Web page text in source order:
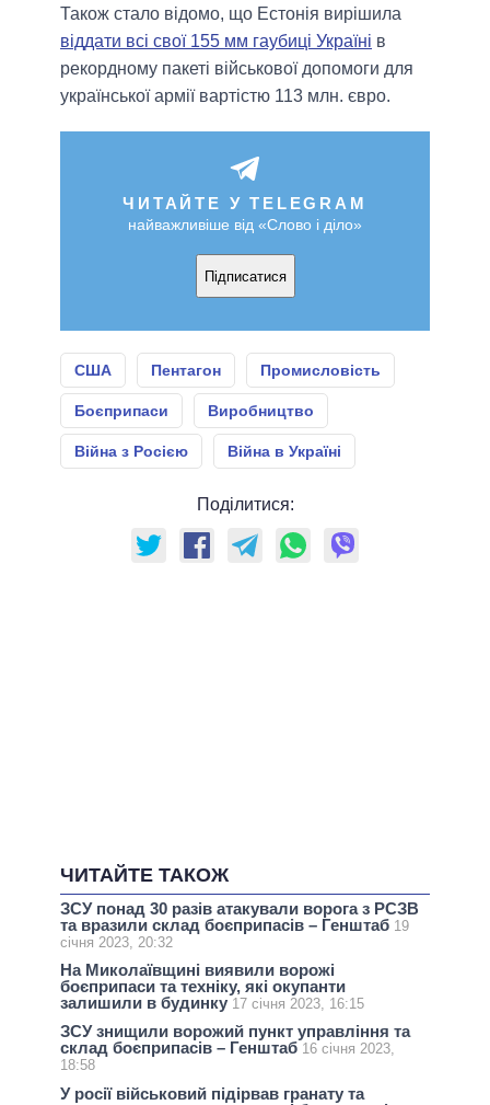
Також стало відомо, що Естонія вирішила
віддати всі свої 155 мм гаубиці Україні в
рекордному пакеті військової допомоги для
української армії вартістю 113 млн. євро.
ЧИТАЙТЕ У TELEGRAM
найважливіше від «Слово і діло»
Підписатися
США Пентагон Промисловість
Боєприпаси Виробництво
Війна з Росією Війна в Україні
Поділитися:
ЧИТАЙТЕ ТАКОЖ
ЗСУ понад 30 разів атакували ворога з РСЗВ
та вразили склад боєприпасів – Генштаб 19
січня 2023, 20:32
На Миколаївщині виявили ворожі
боєприпаси та техніку, які окупанти
залишили в будинку 17 січня 2023, 16:15
ЗСУ знищили ворожий пункт управління та
склад боєприпасів – Генштаб 16 січня 2023,
18:58
У росії військовий підірвав гранату та